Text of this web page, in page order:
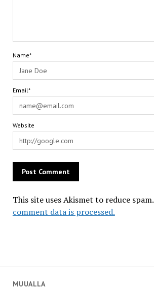
MUUALLA
Name*
Email*
Website
This site uses Akismet to reduce spam.
comment data is processed.